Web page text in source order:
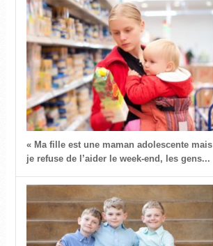
« Ma fille est une maman adolescente mais
je refuse de l’aider le week-end, les gens...